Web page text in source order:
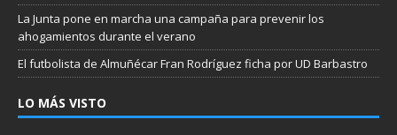
La Junta pone en marcha una campaña para prevenir los
ahogamientos durante el verano
El futbolista de Almuñécar Fran Rodríguez ficha por UD Barbastro
LO MÁS VISTO